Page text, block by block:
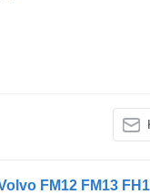
FM12 FM13